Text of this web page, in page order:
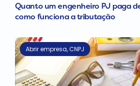
Quanto um engenheiro PJ paga
como funciona a tributação
Abrir empresa,CNPJ